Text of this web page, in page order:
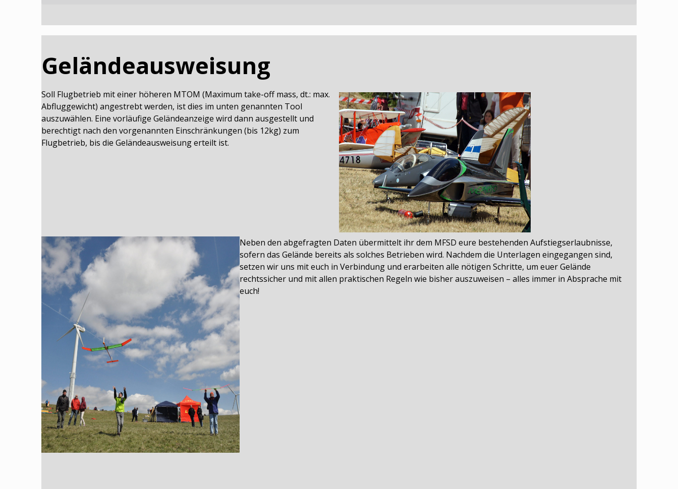
Geländeausweisung
Soll Flugbetrieb mit einer höheren MTOM (Maximum take-off mass, dt.: max.
Abfluggewicht) angestrebt werden, ist dies im unten genannten Tool
auszuwählen. Eine vorläufige Geländeanzeige wird dann ausgestellt und
berechtigt nach den vorgenannten Einschränkungen (bis 12kg) zum
Flugbetrieb, bis die Geländeausweisung erteilt ist.
Neben den abgefragten Daten übermittelt ihr dem MFSD eure bestehenden Aufstiegserlaubnisse,
sofern das Gelände bereits als solches Betrieben wird. Nachdem die Unterlagen eingegangen sind,
setzen wir uns mit euch in Verbindung und erarbeiten alle nötigen Schritte, um euer Gelände
rechtssicher und mit allen praktischen Regeln wie bisher auszuweisen – alles immer in Absprache mit
euch!